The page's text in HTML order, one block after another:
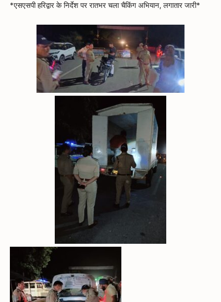
*एसएसपी हरिद्वार के निर्देश पर रातभर चला चैकिंग अभियान, लगातार जारी*